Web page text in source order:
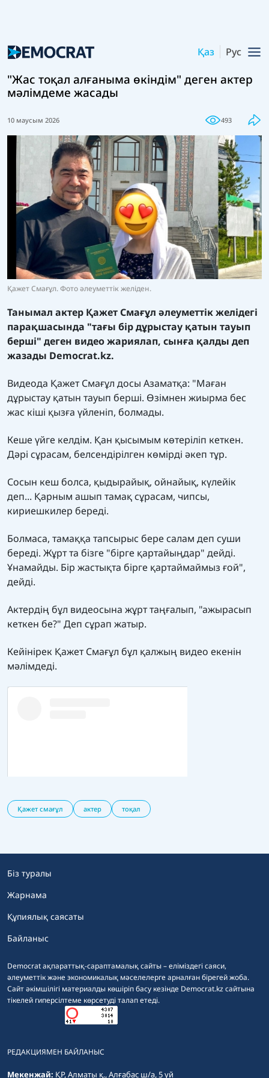
Қаз Рус
"Жас тоқал алғаныма өкіндім" деген актер
мәлімдеме жасады
10 маусым 2026 493
Қажет Смағұл. Фото әлеуметтік желіден.
Танымал актер Қажет Смағұл әлеуметтік желідегі
парақшасында "тағы бір дұрыстау қатын тауып
берші" деген видео жариялап, сынға қалды деп
жазады Democrat.kz.
Видеода Қажет Смағұл досы Азаматқа: "Маған
дұрыстау қатын тауып берші. Өзімнен жиырма бес
жас кіші қызға үйленіп, болмады.
Кеше үйге келдім. Қан қысымым көтеріліп кеткен.
Дәрі сұрасам, белсендірілген көмірді әкеп тұр.
Сосын кеш болса, қыдырайық, ойнайық, күлейік
деп... Қарным ашып тамақ сұрасам, чипсы,
кириешкилер береді.
Болмаса, тамаққа тапсырыс бере салам деп суши
береді. Жұрт та бізге "бірге қартайыңдар" дейді.
Ұнамайды. Бір жастықта бірге қартаймаймыз ғой",
дейді.
Актердің бұл видеосына жұрт таңғалып, "ажырасып
кеткен бе?" Деп сұрап жатыр.
Кейінірек Қажет Смағұл бұл қалжың видео екенін
мәлімдеді.
Қажет смағұл актер тоқал
Democrat ақпараттық-сараптамалық сайты – еліміздегі саяси,
әлеуметтік және экономикалық мәселелерге арналған бірегей жоба.
Сайт әкімшілігі материалды көшіріп басу кезінде Democrat.kz сайтына
тікелей гиперсілтеме көрсетуді талап етеді.
Біз туралы
Жарнама
Құпиялық саясаты
Байланыс
РЕДАКЦИЯМЕН БАЙЛАНЫС
Мекенжай: ҚР, Алматы қ., Алғабас ш/а, 5 үй